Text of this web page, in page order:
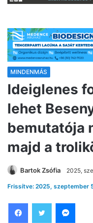
MINDENMÁS
Ideiglenes
lehet
bemutatója
majd a
Bartok Zsófia 2025,
Frissítve: 2025, szeptember